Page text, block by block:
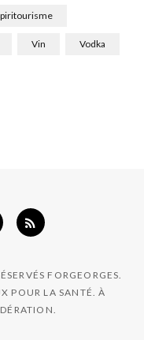
Vin Vodka
FORGEORGES.
POUR LA SANTÉ. À